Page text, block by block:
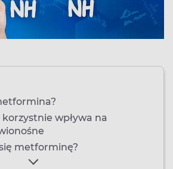
wpływa na
metforminę?